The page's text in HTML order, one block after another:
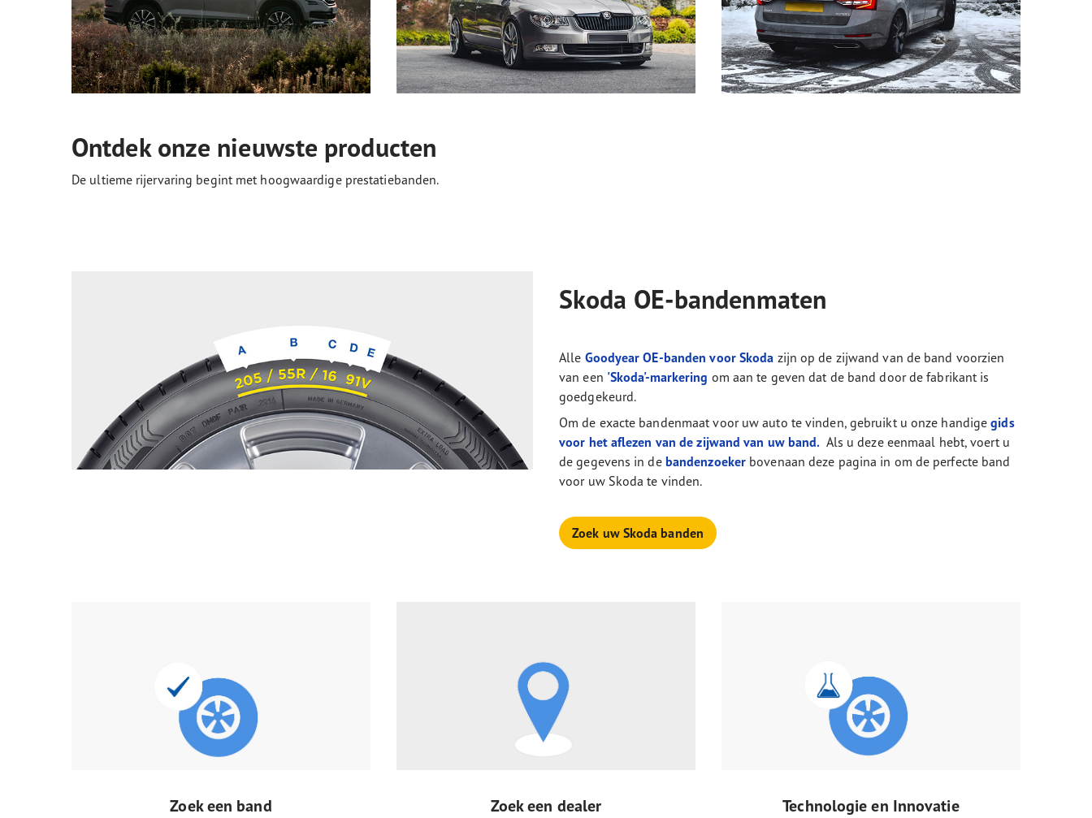
Ontdek onze nieuwste producten
De ultieme rijervaring begint met hoogwaardige prestatiebanden.
Skoda OE-bandenmaten
Alle Goodyear OE-banden voor Skoda zijn op de zijwand van de band voorzien
van een 'Skoda'-markering om aan te geven dat de band door de fabrikant is
goedgekeurd.
Om de exacte bandenmaat voor uw auto te vinden, gebruikt u onze handigegids
voor het aflezen van de zijwand van uw band. Als u deze eenmaal hebt, voert u
de gegevens in de bandenzoeker bovenaan deze pagina in om de perfecte band
voor uw Skoda te vinden.
Zoek uw Skoda banden
Zoek een band Zoek een dealer Technologie en Innovatie